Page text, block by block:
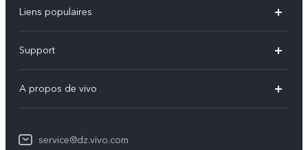
Liens populaires
V60 Lite
Y21d
Support
Funtouch OS
Authentification IMEI
A propos de vivo
Mentions légales
service@dz.vivo.com